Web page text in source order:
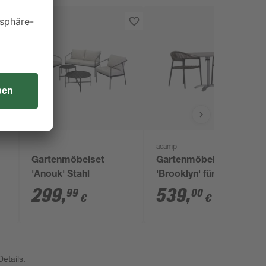
Gartenmöbelset
'Anouk' Stahl
299,99 €
acamp
Gartenmöbelset
'Brooklyn' für 2
Personen Aluminium
539,00 €